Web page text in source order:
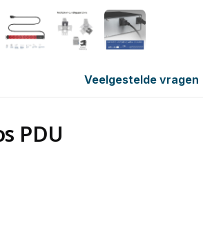
Veelgestelde vragen
PDU